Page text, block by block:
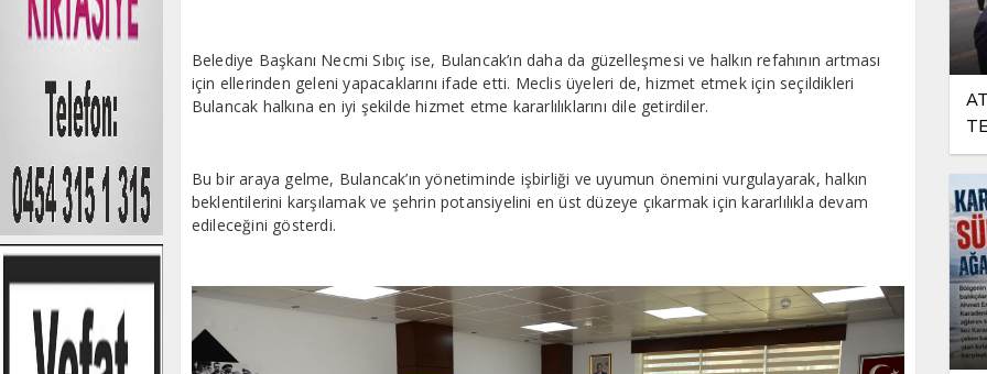
Belediye Başkanı Necmi Sıbıç ise, Bulancak’ın daha da güzelleşmesi ve halkın refahının artması
için ellerinden geleni yapacaklarını ifade etti. Meclis üyeleri de, hizmet etmek için seçildikleri
Bulancak halkına en iyi şekilde hizmet etme kararlılıklarını dile getirdiler.
Bu bir araya gelme, Bulancak’ın yönetiminde işbirliği ve uyumun önemini vurgulayarak, halkın
beklentilerini karşılamak ve şehrin potansiyelini en üst düzeye çıkarmak için kararlılıkla devam
edileceğini gösterdi.